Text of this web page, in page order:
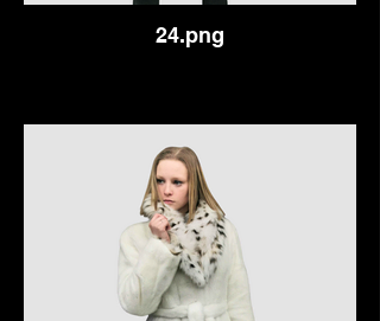
24.png